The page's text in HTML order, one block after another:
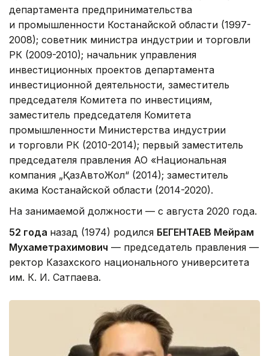
департамента предпринимательства
и промышленности Костанайской области (1997-
2008); советник министра индустрии и торговли
РК (2009-2010); начальник управления
инвестиционных проектов департамента
инвестиционной деятельности, заместитель
председателя Комитета по инвестициям,
заместитель председателя Комитета
промышленности Министерства индустрии
и торговли РК (2010-2014); первый заместитель
председателя правления АО «Национальная
компания „ҚазАвтоЖол“ (2014); заместитель
акима Костанайской области (2014-2020).
На занимаемой должности — с августа 2020 года.
52 года назад (1974) родился БЕГЕНТАЕВ Мейрам
Мухаметрахимович — председатель правления —
ректор Казахского национального университета
им. К. И. Сатпаева.